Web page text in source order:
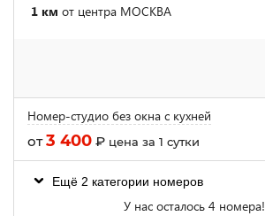
1 км от центра МОСКВА
Номер-студио без окна с кухней
от3 400 ₽ цена за 1 сутки
Ещё 2 категории номеров
У нас осталось 4 номера!